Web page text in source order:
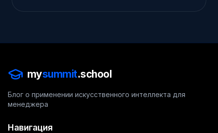
mysummit.school
Блог о применении искусственного интеллекта для
менеджера
Навигация